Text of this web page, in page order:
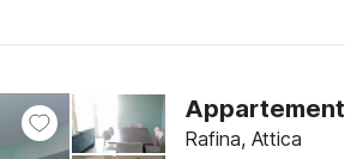
Rafina, Attica